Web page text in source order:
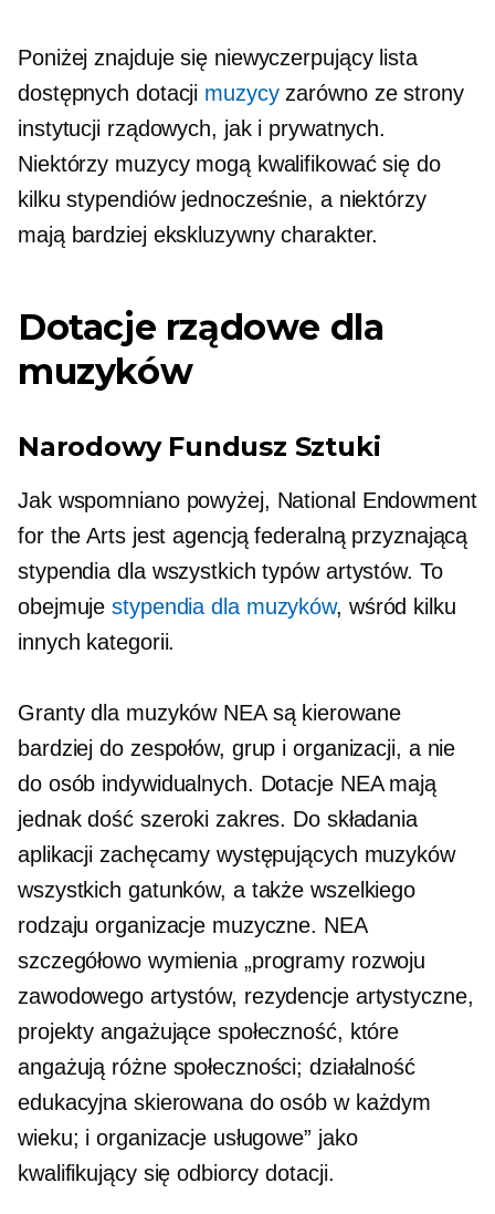
Poniżej znajduje się niewyczerpującylista
dostępnych dotacji muzycyzarówno ze strony
instytucji rządowych, jak i prywatnych.
Niektórzy muzycy mogą kwalifikować się do
kilku stypendiów jednocześnie, a niektórzy
mają bardziej ekskluzywny charakter.
Dotacje rządowe dla
muzyków
Narodowy Fundusz Sztuki
Jak wspomniano powyżej, National Endowment
for the Arts jest agencją federalną przyznającą
stypendia dla wszystkich typów artystów. To
obejmujestypendia dla muzyków, wśród kilku
innych kategorii.
Granty dla muzyków NEA są kierowane
bardziej do zespołów, grup i organizacji, a nie
do osób indywidualnych. Dotacje NEA mają
jednak dość szeroki zakres. Do składania
aplikacji zachęcamy występujących muzyków
wszystkich gatunków, a także wszelkiego
rodzaju organizacje muzyczne. NEA
szczegółowo wymienia „programy rozwoju
zawodowego artystów, rezydencje artystyczne,
projekty angażujące społeczność, które
angażują różne społeczności; działalność
edukacyjna skierowana do osób w każdym
wieku; i organizacje usługowe” jako
kwalifikujący się odbiorcy dotacji.